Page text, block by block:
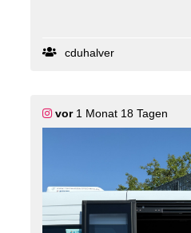
Wohngebäude-Komplex
handelt, gibt der
cduhalver
vor1 Monat 18 Tagen